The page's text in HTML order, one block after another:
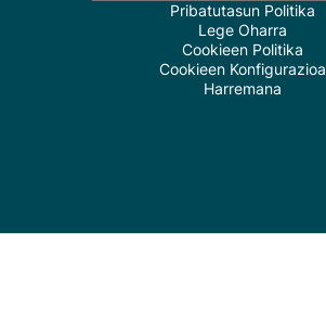
Pribatutasun Politika
Lege Oharra
Cookieen Politika
Cookieen Konfigurazioa
Harremana